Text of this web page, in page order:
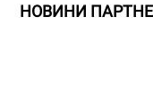
НОВИНИ